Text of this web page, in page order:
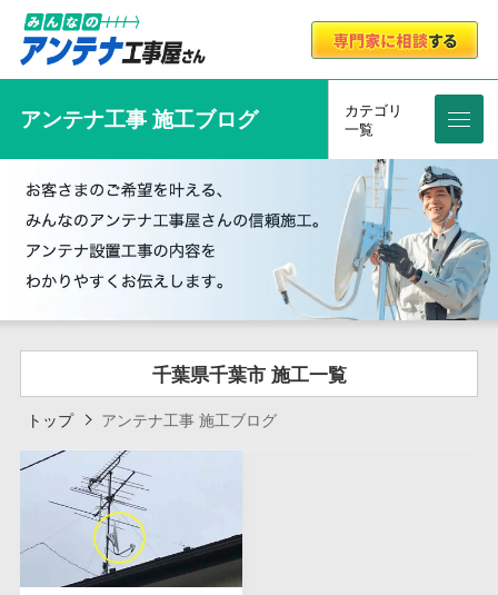
アンテナ工事 施工ブログ
カテゴリ
一覧
メニ
千葉県千葉市 施工一覧
トップ アンテナ工事 施工ブログ